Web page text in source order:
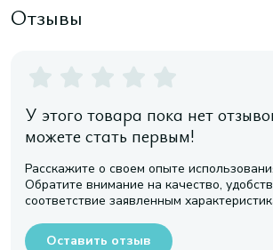
Отзывы
У этого товара пока нет
можете стать первым!
Расскажите о своем опыте
Обратите внимание на качество,
соответствие заявленным
Оставить отзыв